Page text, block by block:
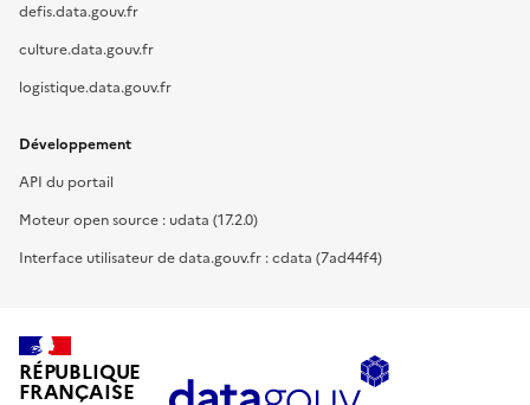
defis.data.gouv.fr
culture.data.gouv.fr
logistique.data.gouv.fr
Développement
API du portail
Moteur open source : udata (17.2.0)
Interface utilisateur de data.gouv.fr : cdata (7ad44f4)
RÉPUBLIQUE
FRANÇAISE